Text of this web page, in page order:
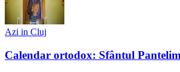
Azi in Cluj
Calendar ortodox: Sfântul